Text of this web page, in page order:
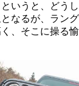
というと、どう
なるが、ラン
、そこに操る